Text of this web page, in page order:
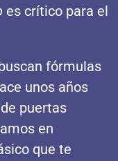
es crítico para el
fórmulas
unos años
puertas
en
que te